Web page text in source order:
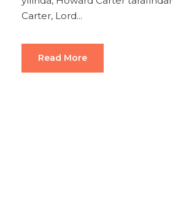
Carter, Lord...
Read More